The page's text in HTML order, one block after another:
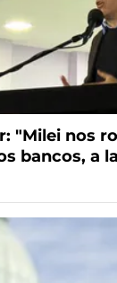
"Milei nos
bancos, a